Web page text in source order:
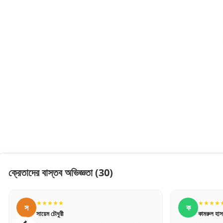
ক্রেতাদের বাস্তব অভিজ্ঞতা(30)
স ★★★★★
সায়েম চৌধুরী
ক
কামরুল